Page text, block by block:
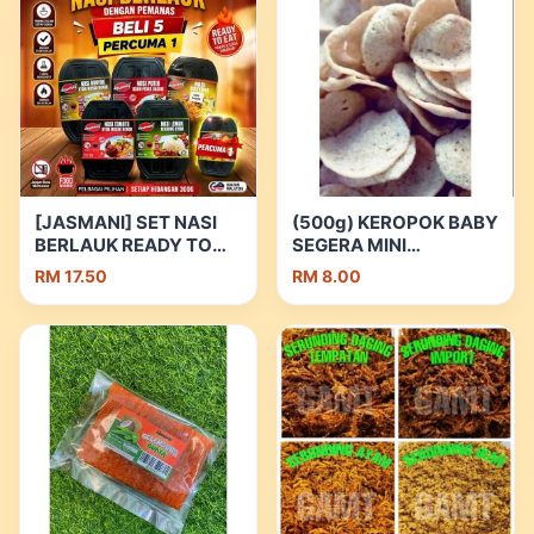
[JASMANI] SET NASI
BERLAUK READY TO
EAT DENGAN
PEMANAS | Shopee
RM 17.50
(500g) KEROPOK BABY
SEGERA MINI
TERENGGANU | Shopee
Malaysia
RM 8.00